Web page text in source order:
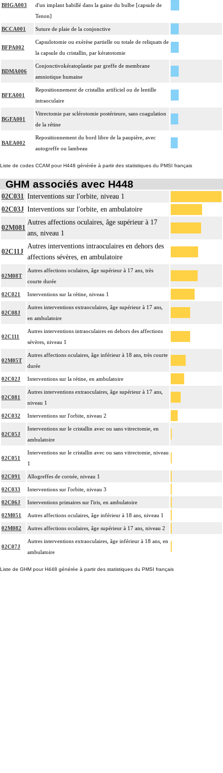
BHGA003
d'un implant habillé dans la gaine du bulbe [capsule de
Tenon]
BCCA001 Suture de plaie de la conjonctive
BFPA002
Capsulotomie ou exérèse partielle ou totale de reliquats de
la capsule du cristallin, par kératotomie
BDMA006
Conjonctivokératoplastie par greffe de membrane
amniotique humaine
BFEA001
Repositionnement de cristallin artificiel ou de lentille
intraoculaire
BGFA001
Vitrectomie par sclérotomie postérieure, sans coagulation
de la rétine
BAEA002
Repositionnement du bord libre de la paupière, avec
autogreffe ou lambeau
Liste de codes CCAM pour H448 générée à partir des statistiques du PMSI français
GHM associés avec H448
02C031 Interventions sur l'orbite, niveau 1
02C03J Interventions sur l'orbite, en ambulatoire
02M081
Autres affections oculaires, âge supérieur à 17
ans, niveau 1
02C11J
Autres interventions intraoculaires en dehors des
affections sévères, en ambulatoire
02M08T
Autres affections oculaires, âge supérieur à 17 ans, très
courte durée
02C021 Interventions sur la rétine, niveau 1
02C08J
Autres interventions extraoculaires, âge supérieur à 17 ans,
en ambulatoire
02C111
Autres interventions intraoculaires en dehors des affections
sévères, niveau 1
02M05T
Autres affections oculaires, âge inférieur à 18 ans, très courte
durée
02C02J Interventions sur la rétine, en ambulatoire
02C081
Autres interventions extraoculaires, âge supérieur à 17 ans,
niveau 1
02C032 Interventions sur l'orbite, niveau 2
02C05J
Interventions sur le cristallin avec ou sans vitrectomie, en
ambulatoire
02C051
Interventions sur le cristallin avec ou sans vitrectomie, niveau
1
02C091 Allogreffes de cornée, niveau 1
02C033 Interventions sur l'orbite, niveau 3
02C06J Interventions primaires sur l'iris, en ambulatoire
02M051 Autres affections oculaires, âge inférieur à 18 ans, niveau 1
02M082 Autres affections oculaires, âge supérieur à 17 ans, niveau 2
02C07J
Autres interventions extraoculaires, âge inférieur à 18 ans, en
ambulatoire
Liste de GHM pour H448 générée à partir des statistiques du PMSI français